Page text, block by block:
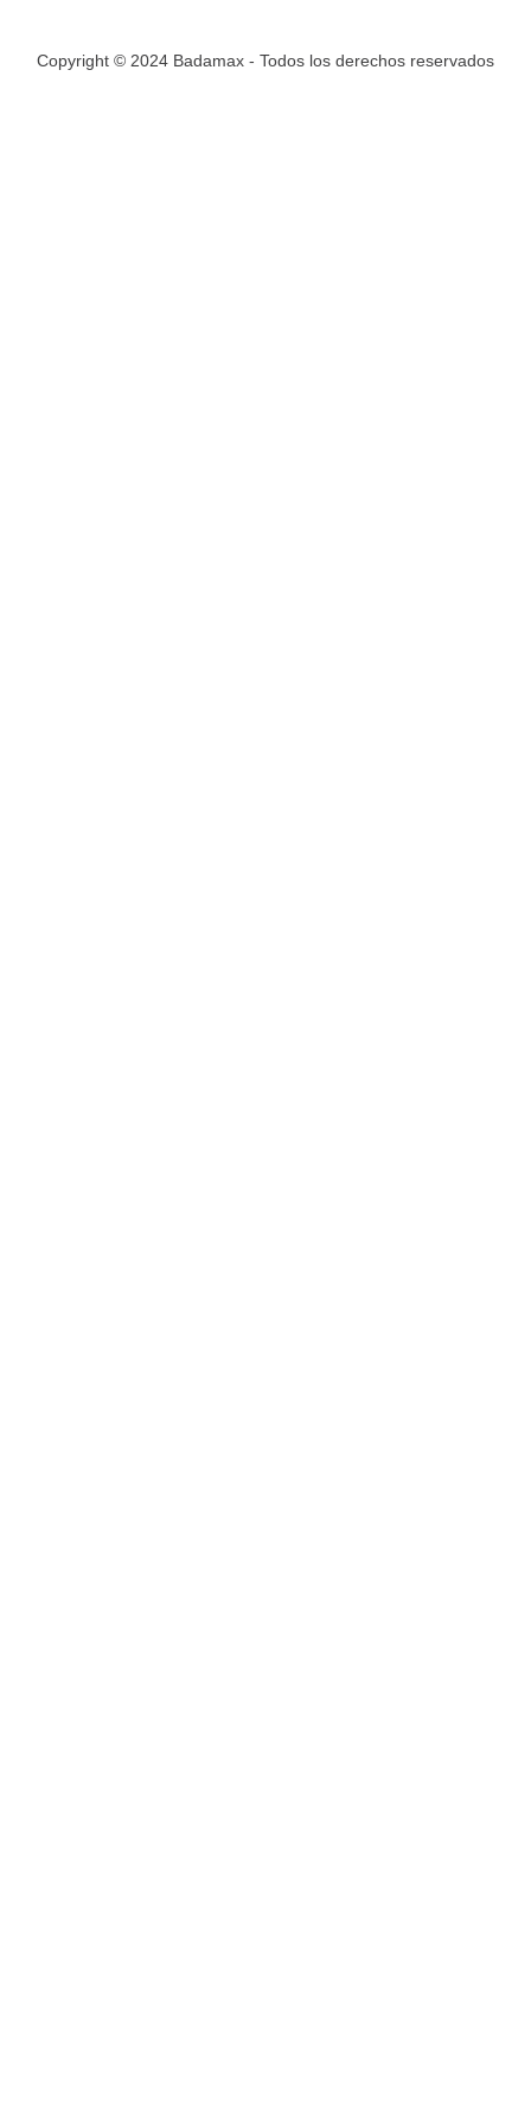
Copyright © 2024 Badamax - Todos los derechos reservados